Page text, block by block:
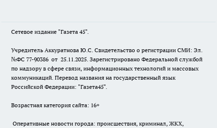
Сетевое издание "Газета 45".
Учредитель Аккуратнова Ю.С. Свидетельство о регистрации СМИ: Эл.
№ФС 77-90386 от 25.11.2025. Зарегистрировано Федеральной службой
по надзору в сфере связи, информационных технологий и массовых
коммуникаций. Перевод названия на государственный язык
Российской Федерации: "Газета45".
Возрастная категория сайта: 16+
Оперативные новости города: происшествия, криминал, ЖКХ,